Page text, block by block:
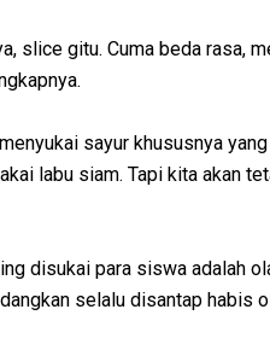
slice gitu. Cuma beda rasa,
sayur khususnya
labu siam. Tapi kita akan
disukai para siswa adalah
selalu disantap habis